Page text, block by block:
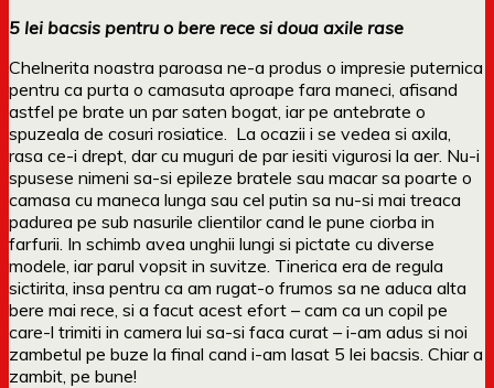
5 lei bacsis pentru o bere rece si doua axile rase
Chelnerita noastra paroasa ne-a produs o impresie puternica
pentru ca purta o camasuta aproape fara maneci, afisand
astfel pe brate un par saten bogat, iar pe antebrate o
spuzeala de cosuri rosiatice. La ocazii i se vedea si axila,
rasa ce-i drept, dar cu muguri de par iesiti vigurosi la aer. Nu-i
spusese nimeni sa-si epileze bratele sau macar sa poarte o
camasa cu maneca lunga sau cel putin sa nu-si mai treaca
padurea pe sub nasurile clientilor cand le pune ciorba in
farfurii. In schimb avea unghii lungi si pictate cu diverse
modele, iar parul vopsit in suvitze. Tinerica era de regula
sictirita, insa pentru ca am rugat-o frumos sa ne aduca alta
bere mai rece, si a facut acest efort – cam ca un copil pe
care-l trimiti in camera lui sa-si faca curat – i-am adus si noi
zambetul pe buze la final cand i-am lasat 5 lei bacsis. Chiar a
zambit, pe bune!